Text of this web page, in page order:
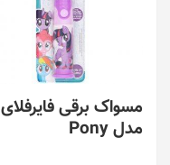
مسواک برقی فایرفلای
مدل Pony